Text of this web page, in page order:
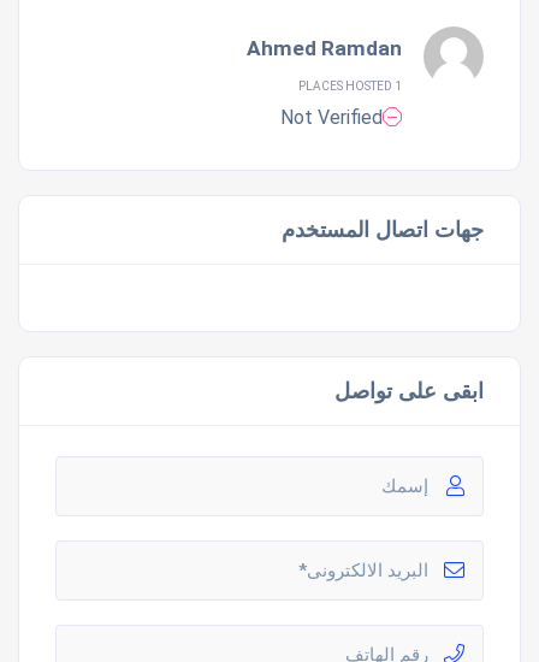
Ahmed Ramdan
1 PLACES HOSTED
Not Verified
جهات اتصال المستخدم
ابقى على تواصل